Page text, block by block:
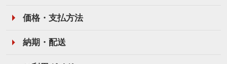
価格・支払方法
納期・配送